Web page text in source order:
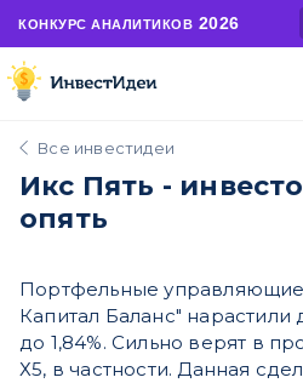
КОНКУРС АНАЛИТИКОВ 2026
Все инвестидеи
Икс Пять -
опять
Портфельные
Капитал Баланс" нарастили
до 1,84%. Сильно верят в
Х5, в частности. Данная